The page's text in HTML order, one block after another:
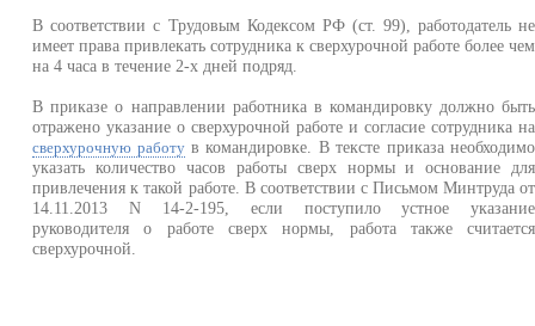
В соответствии с Трудовым Кодексом РФ (ст. 99), работодатель не
имеет права привлекать сотрудника к сверхурочной работе более чем
на 4 часа в течение 2-х дней подряд.
В приказе о направлении работника в командировку должно быть
отражено указание о сверхурочной работе и согласие сотрудника на
сверхурочную работув командировке. В тексте приказа необходимо
указать количество часов работы сверх нормы и основание для
привлечения к такой работе. В соответствии с Письмом Минтруда от
14.11.2013 N 14-2-195, если поступило устное указание
руководителя о работе сверх нормы, работа также считается
сверхурочной.